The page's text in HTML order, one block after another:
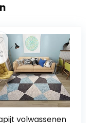
volwassenen